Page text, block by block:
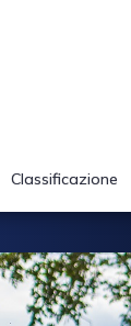
Classificazione